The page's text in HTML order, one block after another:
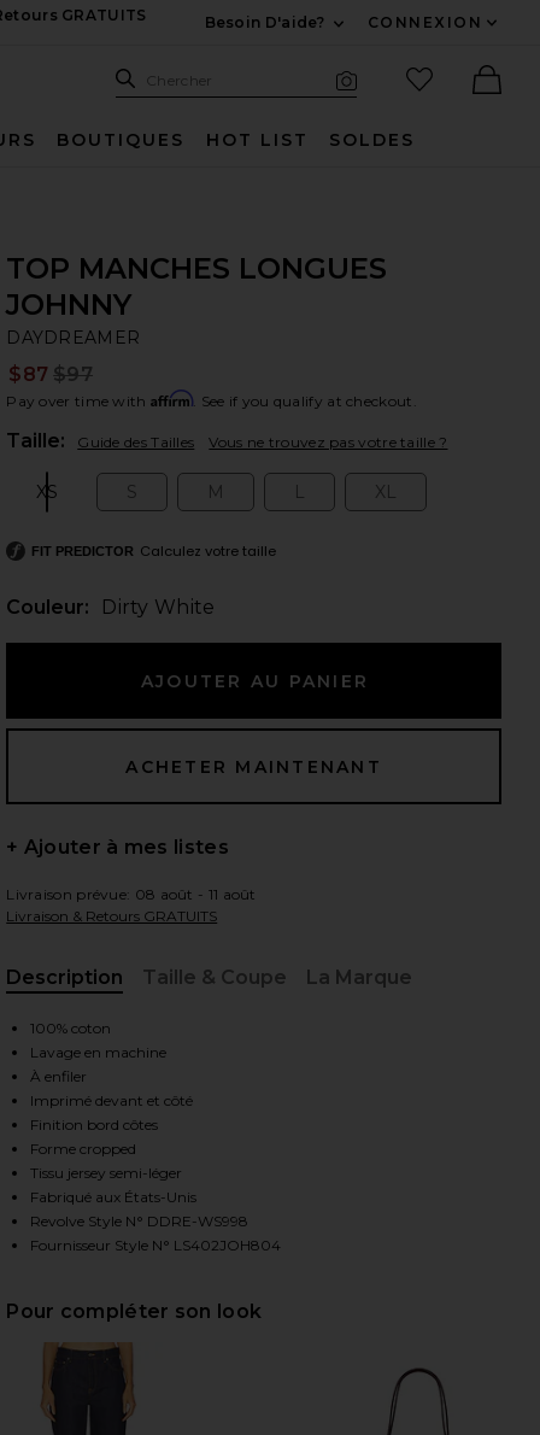
GRATUITS
Besoin D'aide?
CONNEXION
Recherche
Chercher
Articles
BOUTIQUES HOT LIST SOLDES
2 of 4 TOP MANCHES LONGUES JOHNNY in Dirty White
JOHNNY CASH WALK THE LINE MEET &
JOHNNY CASH WALK THE LINE MEET &
JOHNNY CASH WALK THE LINE MEET &
TOP MANCHES LONGUES
JOHNNY
DAYDREAMER
$87 $97
Pay over time with Affirm. See if you qualify at checkout.
Taille: Guide des Tailles Vous ne trouvez pas votre taille ?
XS S M L XL
FIT PREDICTOR Calculez votre taille
Couleur: Dirty White
+ Ajouter à mes listes
Livraison prévue: 08 août - 11 août
Livraison & Retours GRATUITS
Description
Taille & Coupe La Marque
100% coton
Lavage en machine
À enfiler
Imprimé devant et côté
Finition bord côtes
Forme cropped
Tissu jersey semi-léger
Fabriqué aux États-Unis
Revolve Style N° DDRE-WS998
Fournisseur Style N° LS402JOH804
Pour compléter son look